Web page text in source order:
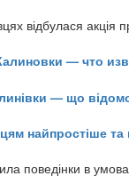
відбулася акція
— что
— що
найпростіше
поведінки в